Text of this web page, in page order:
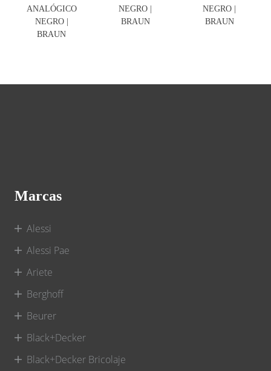
ANALÓGICO
NEGRO |
BRAUN
NEGRO |
BRAUN
NEGRO |
BRAUN
Marcas
Alessi
Alessi Pae
Ariete
Berghoff
Beurer
Black+Decker
Black+Decker Bricolaje